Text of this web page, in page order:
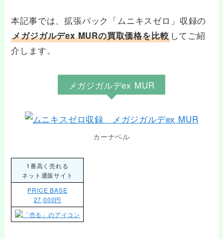
本記事では、拡張パック「ムニキスゼロ」収録の
メガジガルデex MURの買取価格を比較してご紹
介します。
メガジガルデex MUR
カーナベル
1番高く売れる
ネット通販サイト
PRICE BASE
27,000円